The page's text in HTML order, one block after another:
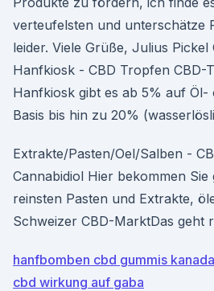
verteufelsten und unterschätze
leider. Viele Grüße, Julius
Hanfkiosk - CBD Tropfen CBD-
Hanfkiosk gibt es ab 5% auf
Basis bis hin zu 20%
Extrakte/Pasten/Oel/Salben -
Cannabidiol Hier bekommen Sie
reinsten Pasten und Extrakte,
Schweizer CBD-MarktDas geht
hanfbomben cbd gummis kanada
cbd wirkung auf gaba